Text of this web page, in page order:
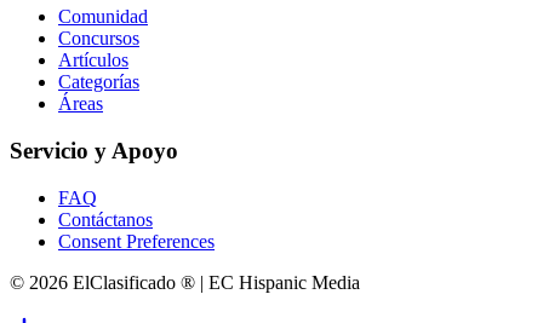
Comunidad
Concursos
Artículos
Categorías
Áreas
Servicio y Apoyo
FAQ
Contáctanos
Consent Preferences
© 2026 ElClasificado ® | EC Hispanic Media